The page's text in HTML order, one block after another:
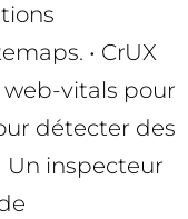
• CrUX
vitals pour
détecter des
Un inspecteur